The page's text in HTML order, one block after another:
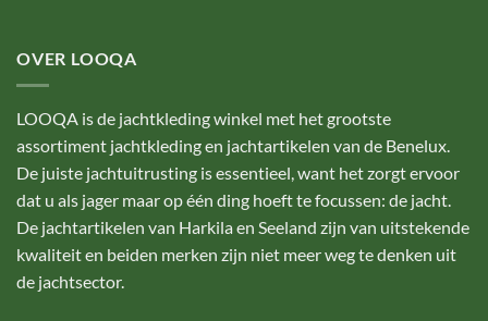
OVER LOOQA
LOOQA is de jachtkleding winkel met het grootste
assortiment jachtkleding en jachtartikelen van de Benelux.
De juiste jachtuitrusting is essentieel, want het zorgt ervoor
dat u als jager maar op één ding hoeft te focussen: de jacht.
De jachtartikelen van Harkila en Seeland zijn van uitstekende
kwaliteit en beiden merken zijn niet meer weg te denken uit
de jachtsector.